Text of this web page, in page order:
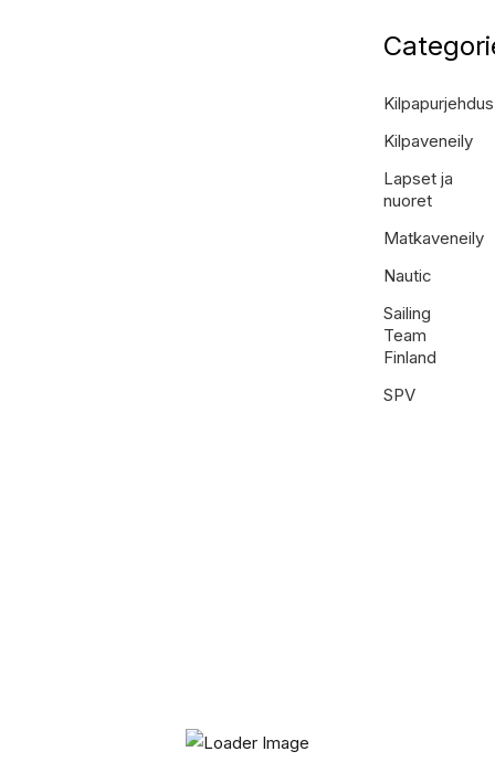
Kilpapurjehdus
Kilpaveneily
Lapset ja
nuoret
Matkaveneily
Nautic
Sailing
Team
Finland
SPV